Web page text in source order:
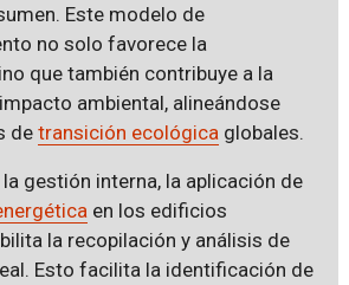
Este modelo de
no solo favorece la
que también contribuye a la
ambiental, alineándose
de transición ecológica globales.
gestión interna, la aplicación de
en los edificios
la recopilación y análisis de
Esto facilita la identificación de